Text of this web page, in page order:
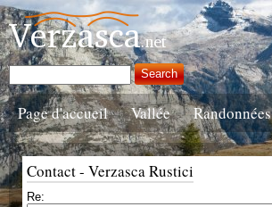
Page d'accueil Vallée Randonnées
Contact - Verzasca Rustici
Re: